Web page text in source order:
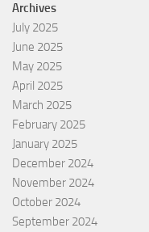
Archives
July 2025
June 2025
May 2025
April 2025
March 2025
February 2025
January 2025
December 2024
November 2024
October 2024
September 2024